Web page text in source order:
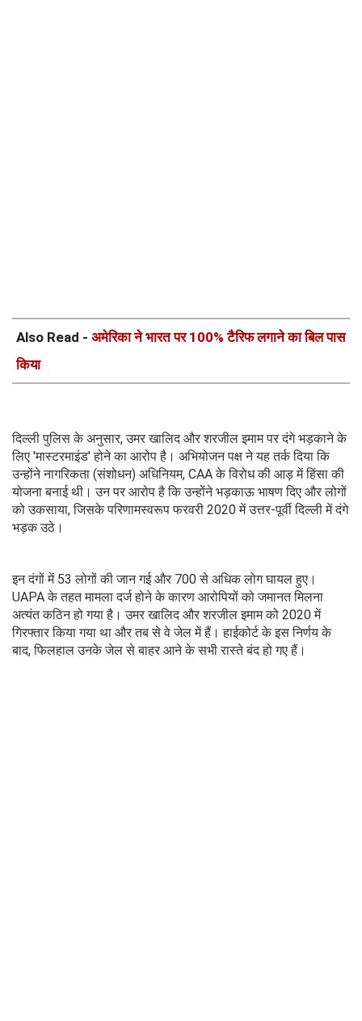
Also Read - अमेरिका ने भारत पर 100% टैरिफ लगाने का बिल पास
किया
दिल्ली पुलिस के अनुसार, उमर खालिद और शरजील इमाम पर दंगे भड़काने के
लिए 'मास्टरमाइंड' होने का आरोप है। अभियोजन पक्ष ने यह तर्क दिया कि
उन्होंने नागरिकता (संशोधन) अधिनियम, CAA के विरोध की आड़ में हिंसा की
योजना बनाई थी। उन पर आरोप है कि उन्होंने भड़काऊ भाषण दिए और लोगों
को उकसाया, जिसके परिणामस्वरूप फरवरी 2020 में उत्तर-पूर्वी दिल्ली में दंगे
भड़क उठे।
इन दंगों में 53 लोगों की जान गई और 700 से अधिक लोग घायल हुए।
UAPA के तहत मामला दर्ज होने के कारण आरोपियों को जमानत मिलना
अत्यंत कठिन हो गया है। उमर खालिद और शरजील इमाम को 2020 में
गिरफ्तार किया गया था और तब से वे जेल में हैं। हाईकोर्ट के इस निर्णय के
बाद, फिलहाल उनके जेल से बाहर आने के सभी रास्ते बंद हो गए हैं।